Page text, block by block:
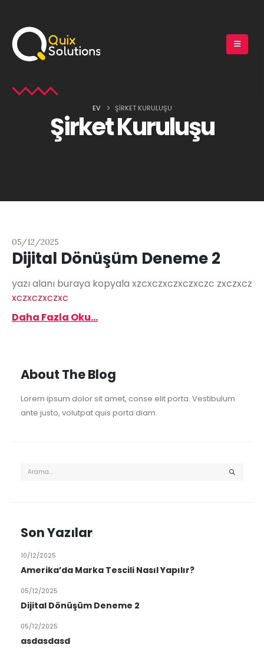
EV ŞIRKET KURULUŞU
Şirket Kuruluşu
Dijital Dönüşüm Deneme 2
yazı alanı buraya kopyala xzcxczxczxczxczc zxczxcz
xczxczxczxc
05/12/2025
Daha Fazla Oku...
About The Blog
Lorem ipsum dolor sit amet, conse elit porta. Vestibulum
ante justo, volutpat quis porta diam.
Son Yazılar
Amerika’da Marka Tescili Nasıl Yapılır?
10/12/2025
Dijital Dönüşüm Deneme 2
05/12/2025
asdasdasd
05/12/2025